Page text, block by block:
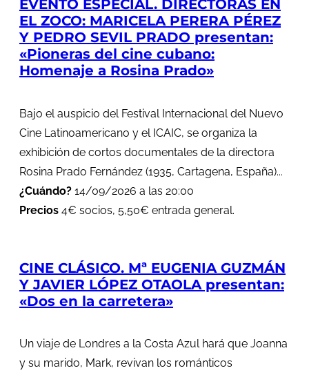
EVENTO ESPECIAL. DIRECTORAS EN
EL ZOCO: MARICELA PERERA PÉREZ
Y PEDRO SEVIL PRADO presentan:
«Pioneras del cine cubano:
Homenaje a Rosina Prado»
Bajo el auspicio del Festival Internacional del Nuevo
Cine Latinoamericano y el ICAIC, se organiza la
exhibición de cortos documentales de la directora
Rosina Prado Fernández (1935, Cartagena, España)...
¿Cuándo? 14/09/2026 a las 20:00
Precios 4€ socios, 5,50€ entrada general.
CINE CLÁSICO. Mª EUGENIA GUZMÁN
Y JAVIER LÓPEZ OTAOLA presentan:
«Dos en la carretera»
Un viaje de Londres a la Costa Azul hará que Joanna
y su marido, Mark, revivan los románticos